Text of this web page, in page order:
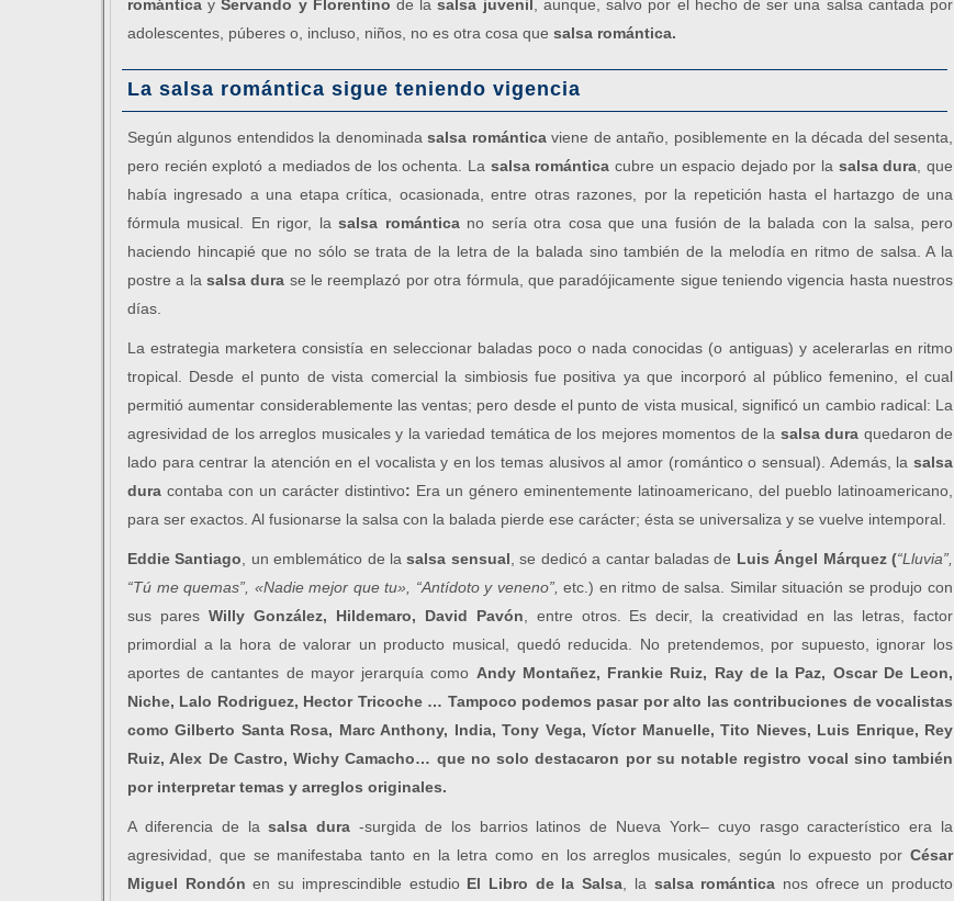
romántica yServando y Florentino de lasalsa juvenil , aunque, salvo por el hecho de ser una salsa cantada por
adolescentes, púberes o, incluso, niños, no es otra cosa que salsa romántica.
La salsa romántica sigue teniendo vigencia
Según algunos entendidos la denominadasalsa románticaviene de antaño, posiblemente en la década del sesenta,
pero recién explotó a mediados de los ochenta. La salsa romántica cubre un espacio dejado por la salsa dura , que
había ingresado a una etapa crítica, ocasionada, entre otras razones, por la repetición hasta el hartazgo de una
fórmula musical. En rigor, lasalsa románticano sería otra cosa que una fusión de la balada con la salsa, pero
haciendo hincapié que no sólo se trata de la letra de la balada sino también de la melodía en ritmo de salsa. A la
postre a lasalsa dura se le reemplazó por otra fórmula, que paradójicamente sigue teniendo vigencia hasta nuestros
días.
La estrategia marketera consistía en seleccionar baladas poco o nada conocidas (o antiguas) y acelerarlas en ritmo
tropical. Desde el punto de vista comercial la simbiosis fue positiva ya que incorporó al público femenino, el cual
permitió aumentar considerablemente las ventas; pero desde el punto de vista musical, significó un cambio radical: La
agresividad de los arreglos musicales y la variedad temática de los mejores momentos de la salsa dura quedaron de
lado para centrar la atención en el vocalista y en los temas alusivos al amor (romántico o sensual). Además, la salsa
dura contaba con un carácter distintivo: Era un género eminentemente latinoamericano, del pueblo latinoamericano,
para ser exactos. Al fusionarse la salsa con la balada pierde ese carácter; ésta se universaliza y se vuelve intemporal.
Eddie Santiago , un emblemático de lasalsa sensual , se dedicó a cantar baladas de Luis Ángel Márquez (“Lluvia”,
“Tú me quemas”, «Nadie mejor que tu», “Antídoto y veneno”, etc.) en ritmo de salsa. Similar situación se produjo con
sus pares Willy González, Hildemaro, David Pavón , entre otros. Es decir, la creatividad en las letras, factor
primordial a la hora de valorar un producto musical, quedó reducida. No pretendemos, por supuesto, ignorar los
aportes de cantantes de mayor jerarquía como Andy Montañez, Frankie Ruiz, Ray de la Paz, Oscar De Leon,
Niche, Lalo Rodriguez, Hector Tricoche … Tampoco podemos pasar por alto las contribuciones de vocalistas
comoGilberto Santa Rosa, Marc Anthony, India, Tony Vega, Víctor Manuelle, Tito Nieves, Luis Enrique, Rey
Ruiz, Alex De Castro, Wichy Camacho… que no solo destacaron por su notable registro vocal sino también
por interpretar temas y arreglos originales.
A diferencia de lasalsa dura -surgida de los barrios latinos de Nueva York– cuyo rasgo característico era la
agresividad, que se manifestaba tanto en la letra como en los arreglos musicales, según lo expuesto por César
Miguel Rondón en su imprescindible estudio El Libro de la Salsa , la salsa romántica nos ofrece un producto